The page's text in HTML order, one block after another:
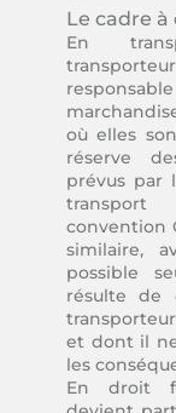
Le cadre
En
où elles
réserve
prévus par
convention
similaire,
possible
résulte de
et dont il
les
En droit